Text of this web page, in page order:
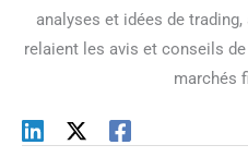
analyses et idées de
relaient les avis et conseils
marchés